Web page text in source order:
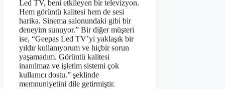
Led TV, beni etkileyen bir televizyon.
Hem görüntü kalitesi hem de sesi
harika. Sinema salonundaki gibi bir
deneyim sunuyor.” Bir diğer müşteri
ise, “Geepas Led TV’yi yaklaşık bir
yıldır kullanıyorum ve hiçbir sorun
yaşamadım. Görüntü kalitesi
inanılmaz ve işletim sistemi çok
kullanıcı dostu.” şeklinde
memnuniyetini dile getirmiştir.